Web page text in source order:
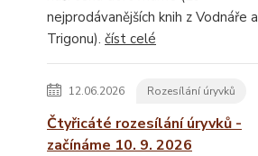
nejprodávanějších knih z Vodnáře a
Trigonu). číst celé
12.06.2026 Rozesílání úryvků
Čtyřicáté rozesílání úryvků -
začínáme 10. 9. 2026